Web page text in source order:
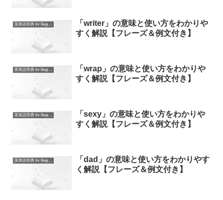
英単語辞典 for Beginners
「writer」の意味と使い方をわかりや
すく解説【フレーズ＆例文付き】
英単語辞典 for Beginners
「wrap」の意味と使い方をわかりや
すく解説【フレーズ＆例文付き】
英単語辞典 for Beginners
「sexy」の意味と使い方をわかりや
すく解説【フレーズ＆例文付き】
英単語辞典 for Beginners
「dad」の意味と使い方をわかりやす
く解説【フレーズ＆例文付き】